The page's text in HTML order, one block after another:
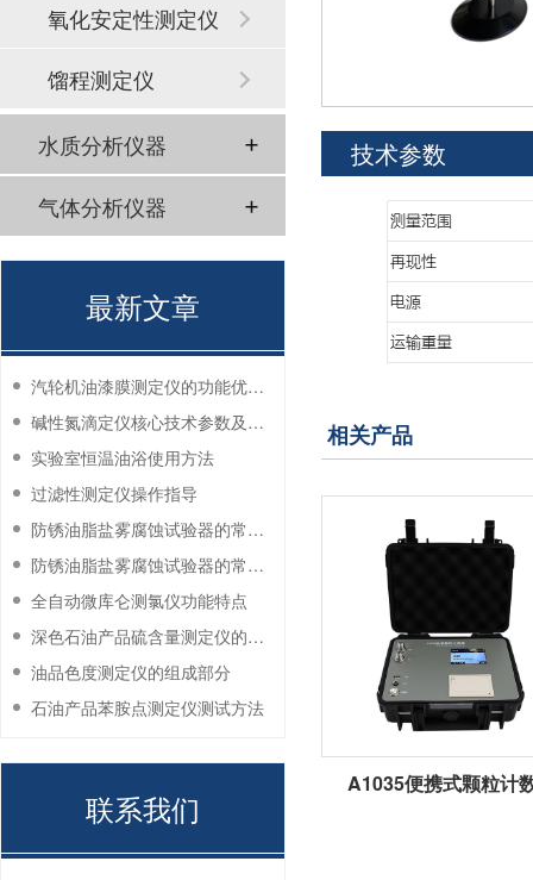
技术参数
相关产品
A1035便携式颗粒计
氧化安定性测定仪
馏程测定仪
水质分析仪器
气体分析仪器
最新文章
汽轮机油漆膜测定仪的功能优势有哪些？
碱性氮滴定仪核心技术参数及应用说明
实验室恒温油浴使用方法
过滤性测定仪操作指导
防锈油脂盐雾腐蚀试验器的常见故障与解决方法
防锈油脂盐雾腐蚀试验器的常见故障与解决方法
全自动微库仑测氯仪功能特点
深色石油产品硫含量测定仪的工作环境要求
油品色度测定仪的组成部分
石油产品苯胺点测定仪测试方法
联系我们